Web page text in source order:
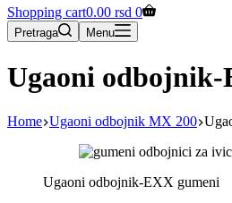
Shopping cart0.00 rsd 0
Pretraga Menu
Ugaoni odbojnik-
Home Ugaoni odbojnik MX 200
Ugaoni odbojnik-EXX gumeni